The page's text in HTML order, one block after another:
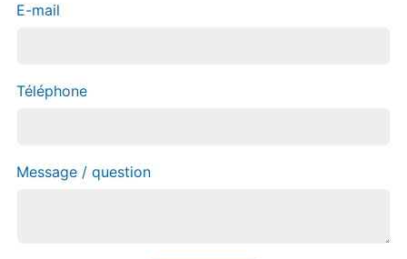
E-mail
Téléphone
Message / question